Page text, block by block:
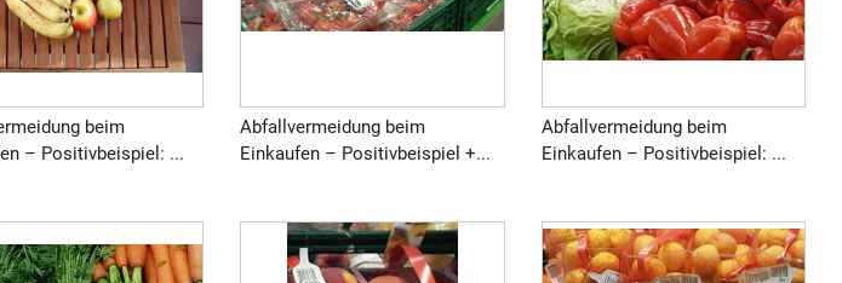
beim
– Positivbeispiel: ...
Abfallvermeidung beim
Einkaufen – Positivbeispiel +...
Abfallvermeidung beim
Einkaufen – Positivbeispiel: ...